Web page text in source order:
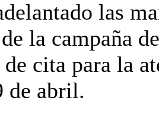
las
la campaña
cita para la
de abril.